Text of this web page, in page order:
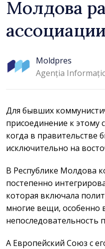
Молдова
Moldpres
Agenția
Для бывших
присоединение к этому
когда в
исключительно на
В Республике Молдова
постепенно
которая включала
многие вещи, особенно
непоследовательность
А Европейский Союз с